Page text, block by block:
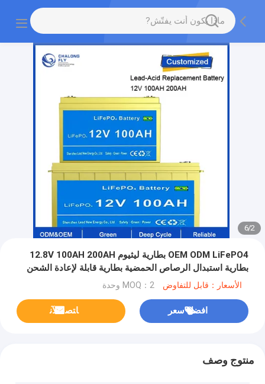
2
/
6
OEM ODM LiFePO4 بطارية ليثيوم 12.8V 100AH ​​200AH
بطارية استبدال الرصاص الحمضية بطارية قابلة لإعادة الشحن
مع BMS مدمجالأسعار：قابل للتفاوض MOQ：2 وحدة
افضل سعر ﺎﺘﺼﻟ ﺍﻶﻧ
منتوج وصف